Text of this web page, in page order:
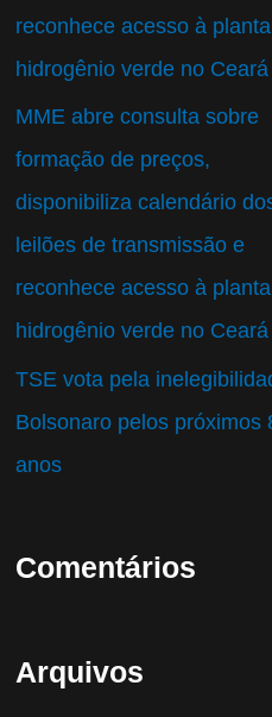
reconhece acesso à
hidrogênio verde no Ceará
MME abre consulta sobre
formação de preços,
disponibiliza calendário
leilões de transmissão e
reconhece acesso à
hidrogênio verde no Ceará
TSE vota pela
Bolsonaro pelos próximos
anos
Comentários
Arquivos